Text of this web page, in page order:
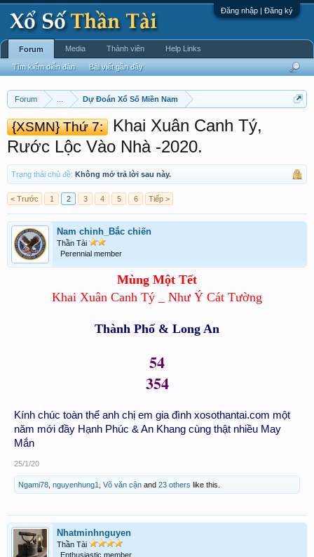
Đăng nhập | Đăng ký
Forum Dự Đoán Xổ Số Miền Nam
{XSMN} Thứ 7:
Khai Xuân Canh Tý,
Rước Lộc Vào Nhà -2020.
Trạng thái chủ đề: Không mở trả lời sau này.
< Trước 1 2 3 4 5 6 Tiếp >
Nam chinh_Bắc chiến
Thần Tài
Perennial member
Mùng Một Tết
Khai Xuân Canh Tý _ Như Ý Cát Tường
Thành Phố & Long An
54
354
Kính chúc toàn thể anh chị em gia đình xosothantai.com một
năm mới đầy Hạnh Phúc & An Khang cùng thật nhiều May
Mắn
25/1/20
Ngami78 nguyenhung1 Võ văn cận and 23 others like this.
Nhatminhnguyen
Thần Tài
Enthusiastic member
Forum
Tìm kiếm diễn đàn Bài viết gần đây
Media Thành viên Help Links